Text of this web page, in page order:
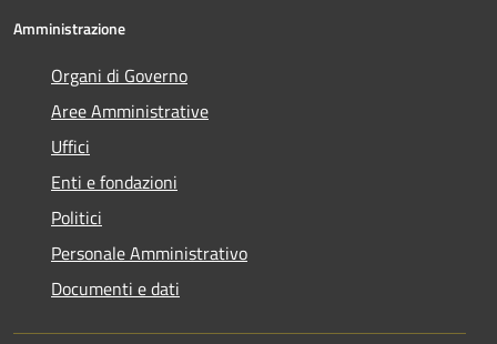
Amministrazione
Organi di Governo
Aree Amministrative
Uffici
Enti e fondazioni
Politici
Personale Amministrativo
Documenti e dati